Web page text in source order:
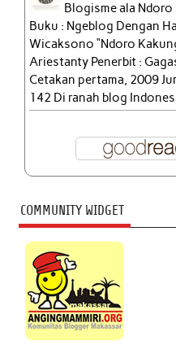
Blogisme ala Ndoro
Buku : Ngeblog Dengan
Wicaksono “Ndoro
Ariestanty Penerbit :
Cetakan pertama, 2009
142 Di ranah blog
COMMUNITY WIDGET